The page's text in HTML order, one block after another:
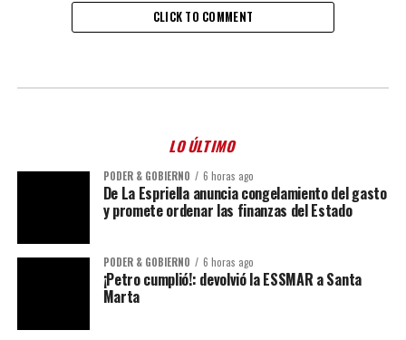
CLICK TO COMMENT
LO ÚLTIMO
PODER & GOBIERNO 6 horas ago
De La Espriella anuncia congelamiento del gasto
y promete ordenar las finanzas del Estado
PODER & GOBIERNO 6 horas ago
¡Petro cumplió!: devolvió la ESSMAR a Santa
Marta